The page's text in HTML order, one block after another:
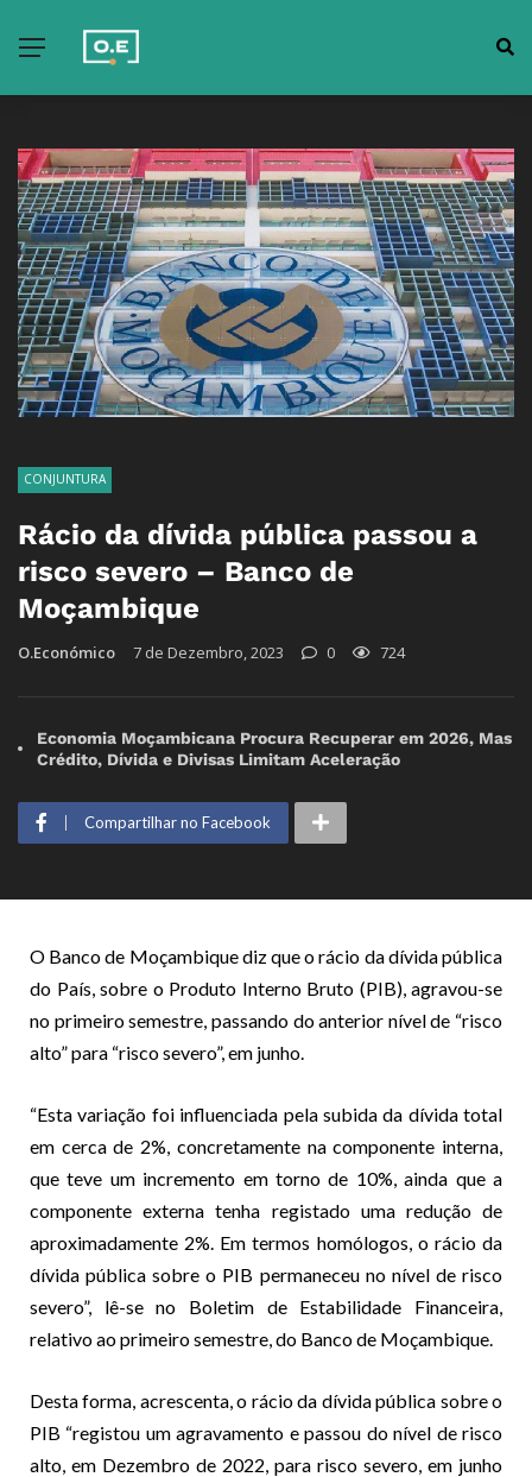
CONJUNTURA
Rácio da dívida pública passou a
risco severo – Banco de
Moçambique
O.Económico 7 de Dezembro, 2023 0 724
Economia Moçambicana Procura Recuperar em 2026, Mas
Crédito, Dívida e Divisas Limitam Aceleração
Compartilhar no Facebook
O Banco de Moçambique diz que o rácio da dívida pública
do País, sobre o Produto Interno Bruto (PIB), agravou-se
no primeiro semestre, passando do anterior nível de “risco
alto” para “risco severo”, em junho.
“Esta variação foi influenciada pela subida da dívida total
em cerca de 2%, concretamente na componente interna,
que teve um incremento em torno de 10%, ainda que a
componente externa tenha registado uma redução de
aproximadamente 2%. Em termos homólogos, o rácio da
dívida pública sobre o PIB permaneceu no nível de risco
severo”, lê-se no Boletim de Estabilidade Financeira,
relativo ao primeiro semestre, do Banco de Moçambique.
Desta forma, acrescenta, o rácio da dívida pública sobre o
PIB “registou um agravamento e passou do nível de risco
alto, em Dezembro de 2022, para risco severo, em junho